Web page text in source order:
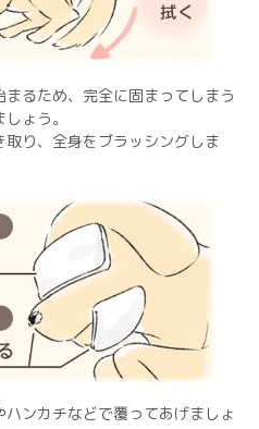
るため、完全に固まってしまう
ょう。
り、全身をブラッシングしま
ンカチなどで覆ってあげましょ